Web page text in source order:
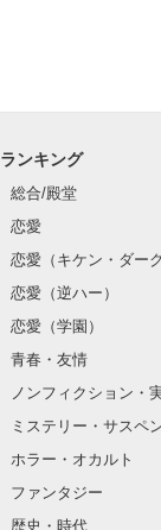
ランキング
総合/殿堂
恋愛
恋愛（キケン・ダー
恋愛（逆ハー）
恋愛（学園）
青春・友情
ノンフィクション・
ミステリー・サスペ
ホラー・オカルト
ファンタジー
歴史・時代